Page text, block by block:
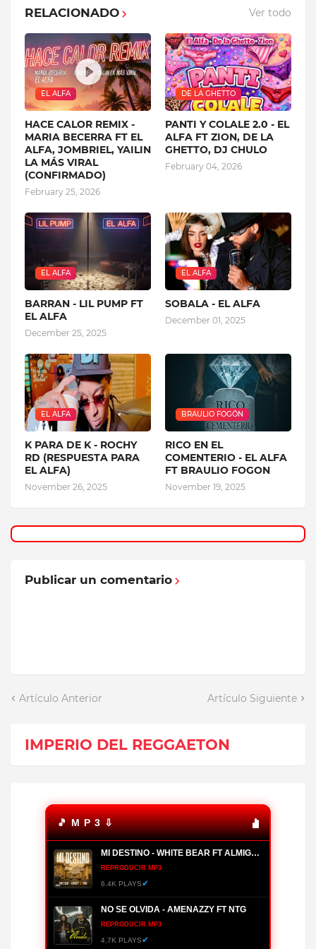
RELACIONADO Ver todo
EL ALFA
HACE CALOR REMIX -
MARIA BECERRA FT EL
ALFA, JOMBRIEL, YAILIN
LA MÁS VIRAL
(CONFIRMADO)
February 25, 2026
DE LA GHETTO
PANTI Y COLALE 2.0 - EL
ALFA FT ZION, DE LA
GHETTO, DJ CHULO
February 04, 2026
EL ALFA
BARRAN - LIL PUMP FT
EL ALFA
December 25, 2025
EL ALFA
SOBALA - EL ALFA
December 01, 2025
EL ALFA
K PARA DE K - ROCHY
RD (RESPUESTA PARA
EL ALFA)
November 26, 2025
BRAULIO FOGÓN
RICO EN EL
COMENTERIO - EL ALFA
FT BRAULIO FOGON
November 19, 2025
Publicar un comentario
Artículo Anterior Artículo Siguiente
IMPERIO DEL REGGAETON
🎵 M P 3 ⇩
MI DESTINO - WHITE BEAR FT ALMIGHTY, YOMO
REPRODUCIR MP3
6.4K PLAYS✔
NO SE OLVIDA - AMENAZZY FT NTG
REPRODUCIR MP3
4.7K PLAYS✔